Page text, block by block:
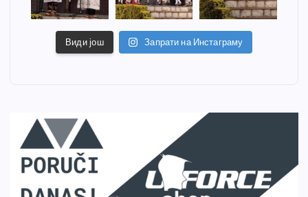
Види још Запрати на Инстаграму